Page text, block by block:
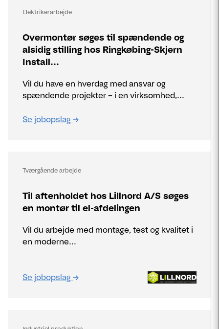
Elektrikerarbejde
Overmontør søges til spændende og
alsidig stilling hos Ringkøbing-Skjern
Install...
Vil du have en hverdag med ansvar og
spændende projekter – i en virksomhed,...
Se jobopslag
Tværgående arbejde
Til aftenholdet hos Lillnord A/S søges
en montør til el-afdelingen
Vil du arbejde med montage, test og kvalitet i
en moderne...
Se jobopslag